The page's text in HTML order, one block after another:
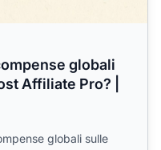
globali
Affiliate Pro? |
globali sulle